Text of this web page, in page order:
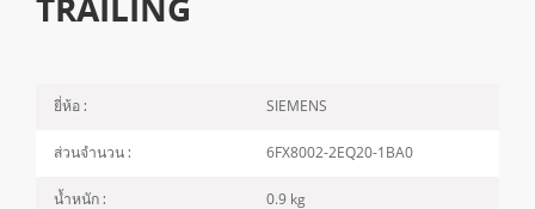
ยี่ห้อ : SIEMENS
ส่วนจำนวน : 6FX8002-2EQ20-1BA0
น้ำหนัก : 0.9 kg